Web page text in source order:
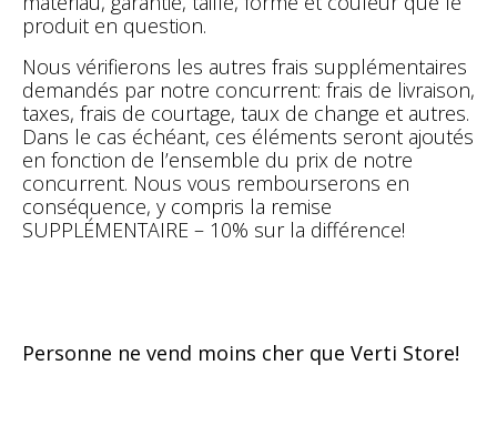
produit en question.
Nous vérifierons les autres frais supplémentaires
demandés par notre concurrent: frais de livraison,
taxes, frais de courtage, taux de change et autres.
Dans le cas échéant, ces éléments seront ajoutés
en fonction de l’ensemble du prix de notre
concurrent. Nous vous rembourserons en
conséquence, y compris la remise
SUPPLÉMENTAIRE – 10% sur la différence!
Personne ne vend moins cher que Verti Store!